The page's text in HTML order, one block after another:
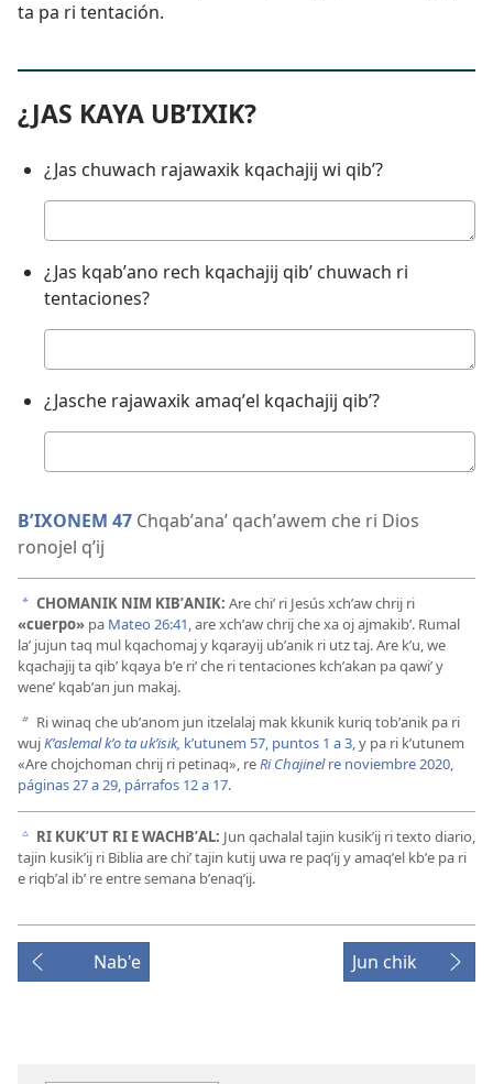
ta pa ri tentación.
¿JAS KAYA UBʼIXIK?
¿Jas chuwach rajawaxik kqachajij wi qibʼ?
¿Jas kqabʼano rech kqachajij qibʼ chuwach ri
tentaciones?
¿Jasche rajawaxik amaqʼel kqachajij qibʼ?
BʼIXONEM 47 Chqabʼanaʼ qachʼawem che ri Dios
ronojel qʼij
a CHOMANIK NIM KIBʼANIK: Are chiʼ ri Jesús xchʼaw chrij ri
«cuerpo» pa Mateo 26:41, are xchʼaw chrij che xa oj ajmakibʼ. Rumal
laʼ jujun taq mul kqachomaj y kqarayij ubʼanik ri utz taj. Are kʼu, we
kqachajij ta qibʼ kqaya bʼe riʼ che ri tentaciones kchʼakan pa qawiʼ y
weneʼ kqabʼan jun makaj.
b Ri winaq che ubʼanom jun itzelalaj mak kkunik kuriq tobʼanik pa ri
wujKʼaslemal kʼo ta ukʼisik, kʼutunem 57, puntos 1 a 3, y pa ri kʼutunem
«Are chojchoman chrij ri petinaq», reRi Chajinelre noviembre 2020,
páginas 27 a 29, párrafos 12 a 17.
c RI KUKʼUT RI E WACHBʼAL: Jun qachalal tajin kusikʼij ri texto diario,
tajin kusikʼij ri Biblia are chiʼ tajin kutij uwa re paqʼij y amaqʼel kbʼe pa ri
e riqbʼal ibʼ re entre semana bʼenaqʼij.
Nab'e Jun chik